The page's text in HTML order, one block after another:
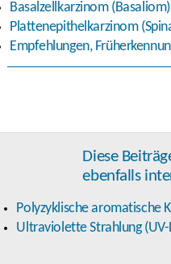
Basalzellkarzinom (Basaliom)
Plattenepithelkarzinom
Empfehlungen,
Diese
ebenfalls
Polyzyklische aromatische
Ultraviolette Strahlung